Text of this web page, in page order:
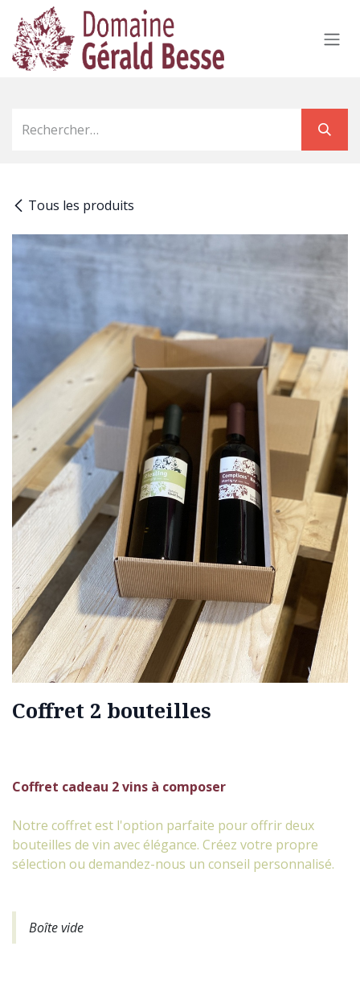
Se rendre au contenu
Tous les produits
Coffret 2 bouteilles
Coffret cadeau 2 vins à composer
Notre coffret est l'option parfaite pour offrir deux
bouteilles de vin avec élégance. Créez votre propre
sélection ou demandez-nous un conseil personnalisé.
Boîte vide